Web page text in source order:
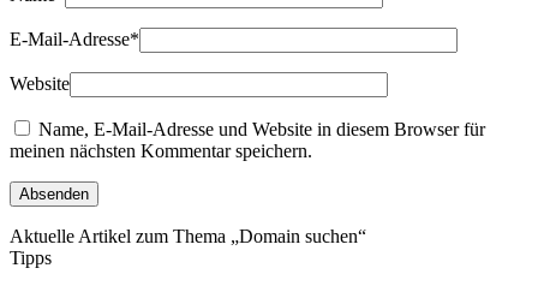
E-Mail-Adresse*
Website
Name, E-Mail-Adresse und Website in diesem Browser für
meinen nächsten Kommentar speichern.
Aktuelle Artikel zum Thema „Domain suchen“
Tipps